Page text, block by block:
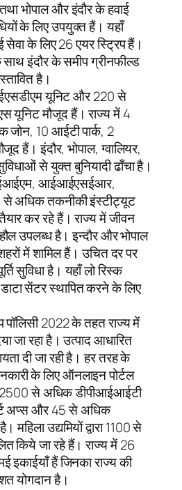
भोपाल और इंदौर के हवाई
के लिए उपयुक्त हैं। यहाँ
सेवा के लिए 26 एयर स्ट्रिप हैं।
इंदौर के समीप ग्रीनफील्ड
है।
यूनिट और 220 से
यूनिट मौजूद हैं। राज्य में 4
जोन, 10 आईटी पार्क, 2
हैं। इंदौर, भोपाल, ग्वालियर,
से युक्त बुनियादी ढाँचा है।
आईआईएसईआर,
अधिक तकनीकी इंस्टीट्यूट
कर रहे हैं। राज्य में जीवन
उपलब्ध है। इन्दौर और भोपाल
में शामिल हैं। उचित दर पर
सुविधा है। यहाँ लो रिस्क
सेंटर स्थापित करने के लिए
पॉलिसी 2022 के तहत राज्य में
जा रहा है। उत्पाद आधारित
दी जा रही है। हर तरह के
के लिए ऑनलाइन पोर्टल
2500 से अधिक डीपीआईआईटी
अप्स और 45 से अधिक
उद्यमियों द्वारा 1100 से
किये जा रहे हैं। राज्य में 26
हैं जिनका राज्य की
योगदान है।